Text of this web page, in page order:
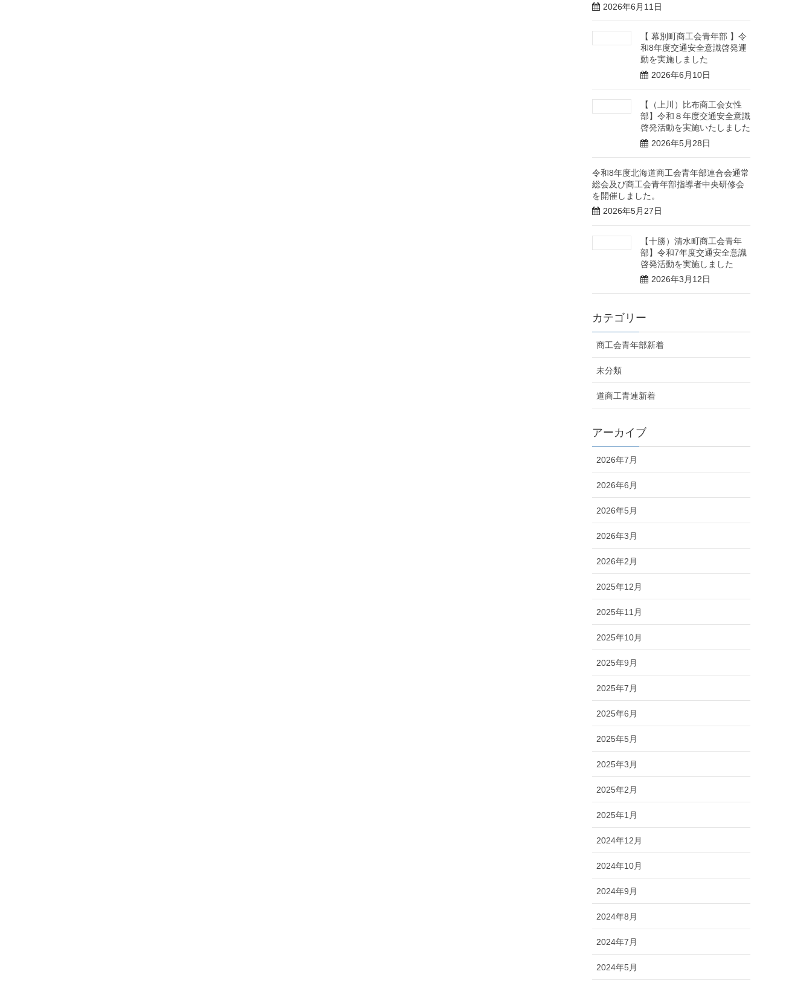
2026年6月11日
【 幕別町商工会青年部 】令
和8年度交通安全意識啓発運
動を実施しました
2026年6月10日
【（上川）比布商工会女性
部】令和８年度交通安全意識
啓発活動を実施いたしました
2026年5月28日
令和8年度北海道商工会青年部連合会通常
総会及び商工会青年部指導者中央研修会
を開催しました。
2026年5月27日
【十勝）清水町商工会青年
部】令和7年度交通安全意識
啓発活動を実施しました
2026年3月12日
カテゴリー
商工会青年部新着
未分類
道商工青連新着
アーカイブ
2026年7月
2026年6月
2026年5月
2026年3月
2026年2月
2025年12月
2025年11月
2025年10月
2025年9月
2025年7月
2025年6月
2025年5月
2025年3月
2025年2月
2025年1月
2024年12月
2024年10月
2024年9月
2024年8月
2024年7月
2024年5月